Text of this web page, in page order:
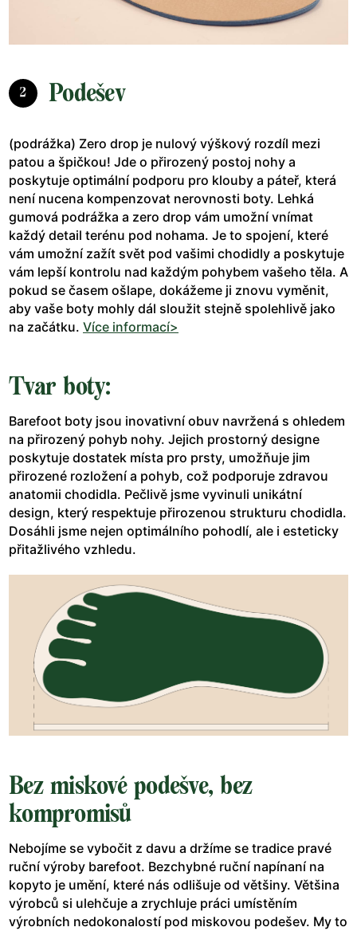
2 Podešev
(podrážka) Zero drop je nulový výškový rozdíl mezi
patou a špičkou! Jde o přirozený postoj nohy a
poskytuje optimální podporu pro klouby a páteř, která
není nucena kompenzovat nerovnosti boty. Lehká
gumová podrážka a zero drop vám umožní vnímat
každý detail terénu pod nohama. Je to spojení, které
vám umožní zažít svět pod vašimi chodidly a poskytuje
vám lepší kontrolu nad každým pohybem vašeho těla. A
pokud se časem ošlape, dokážeme ji znovu vyměnit,
aby vaše boty mohly dál sloužit stejně spolehlivě jako
na začátku. Více informací>
Tvar boty:
Barefoot boty jsou inovativní obuv navržená s ohledem
na přirozený pohyb nohy. Jejich prostorný designe
poskytuje dostatek místa pro prsty, umožňuje jim
přirozené rozložení a pohyb, což podporuje zdravou
anatomii chodidla. Pečlivě jsme vyvinuli unikátní
design, který respektuje přirozenou strukturu chodidla.
Dosáhli jsme nejen optimálního pohodlí, ale i esteticky
přitažlivého vzhledu.
Bez miskové podešve, bez
kompromisů
Nebojíme se vybočit z davu a držíme se tradice pravé
ruční výroby barefoot. Bezchybné ruční napínaní na
kopyto je umění, které nás odlišuje od většiny. Většina
výrobců si ulehčuje a zrychluje práci umístěním
výrobních nedokonalostí pod miskovou podešev. My to